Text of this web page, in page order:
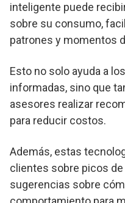
inteligente puede
sobre su consumo,
patrones y momentos
Esto no solo ayuda a
informadas, sino que
asesores realizar
para reducir costos.
Además, estas
clientes sobre picos
sugerencias sobre